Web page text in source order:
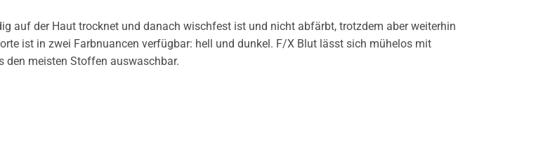
auf der Haut trocknet und danach wischfest ist und nicht abfärbt, trotzdem aber weiterhin
ist in zwei Farbnuancen verfügbar: hell und dunkel. F/X Blut lässt sich mühelos mit
den meisten Stoffen auswaschbar.